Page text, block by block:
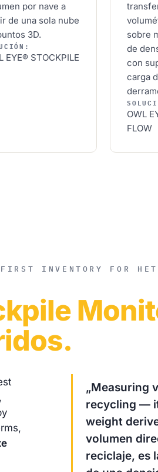
por nave a
de una sola nube
3D.
EYE® STOCKPILE
sobre
de
con
carga
OWL
FLOW
INVENTORY FOR
„Measuring
recycling —
weight
volumen
reciclaje, es